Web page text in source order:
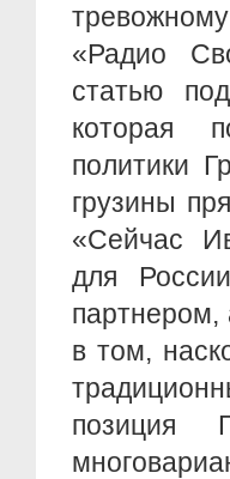
«Радио
статью
которая
политики
грузины
«Сейчас
для
в том,
позиция